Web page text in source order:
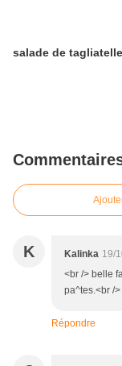
salade de
K Kalinka 19/
<br /> belle
pa^tes.<br /
Répondre